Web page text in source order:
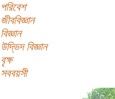
পরিবেশ
জীববিজ্ঞান
বিজ্ঞান
উদ্ভিদ বিজ্ঞান
বৃক্ষ
সববয়সী